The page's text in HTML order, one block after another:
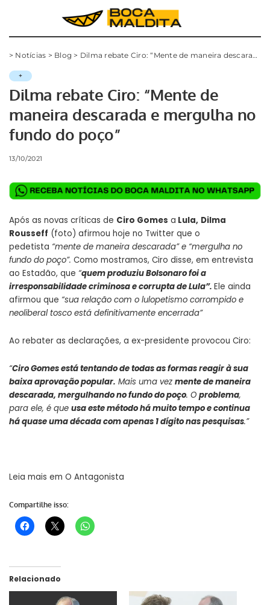
> Notícias > Blog > Dilma rebate Ciro: “Mente de maneira descarada e mergulha no fundo do poço”
+
Dilma rebate Ciro: “Mente de
maneira descarada e mergulha no
fundo do poço”
13/10/2021
Após as novas críticas de Ciro Gomes a Lula, Dilma
Rousseff (foto) afirmou hoje no Twitter que o
pedetista “mente de maneira descarada” e “mergulha no
fundo do poço”. Como mostramos, Ciro disse, em entrevista
ao Estadão, que “quem produziu Bolsonaro foi a
irresponsabilidade criminosa e corrupta de Lula”. Ele ainda
afirmou que “sua relação com o lulopetismo corrompido e
neoliberal tosco está definitivamente encerrada”
Ao rebater as declarações, a ex-presidente provocou Ciro:
“Ciro Gomes está tentando de todas as formas reagir à sua
baixa aprovação popular. Mais uma vez mente de maneira
descarada, mergulhando no fundo do poço. O problema,
para ele, é que usa este método há muito tempo e continua
há quase uma década com apenas 1 dígito nas pesquisas.”
Leia mais em O Antagonista
Compartilhe isso:
Relacionado